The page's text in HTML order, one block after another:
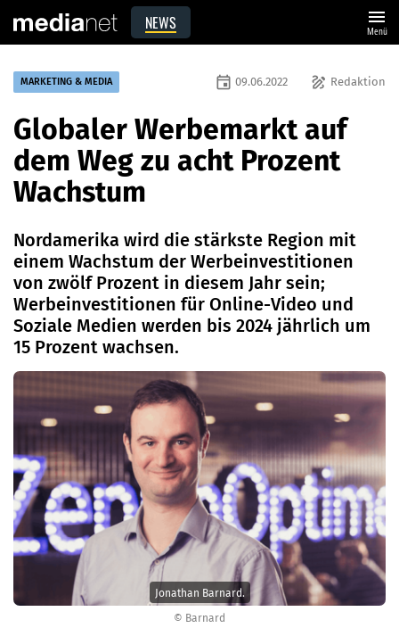
NEWS menu
Menü
© Barnard
Jonathan Barnard.
MARKETING & MEDIA draw Redaktion
event 09.06.2022
Globaler Werbemarkt auf
dem Weg zu acht Prozent
Wachstum
Nordamerika wird die stärkste Region mit
einem Wachstum der Werbeinvestitionen
von zwölf Prozent in diesem Jahr sein;
Werbeinvestitionen für Online-Video und
Soziale Medien werden bis 2024 jährlich um
15 Prozent wachsen.